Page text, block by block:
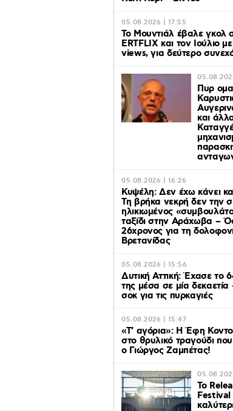
05.08.2026 | 17:55
Το Μουντιάλ έβαλε γκολ
ERTFLIX και τον Ιούλιο
views, για δεύτερο
Πυρ
και
05.08.2026 | 16:26
Κυψέλη: Δεν έχω κάνει
Τη βρήκα νεκρή δεν την
ηλικιωμένος
ταξίδι στην Αράχωβα –
26χρονος για τη
Βρετανίδας
05.08.2026 | 15:56
Δυτική Αττική: Έχασε το
της μέσα σε μία δεκαετία
σοκ για τις πυρκαγιές
05.08.2026 | 15:47
«Τ’ αγόρια»: Η Έφη
στο θρυλικό τραγούδι
ο Γιώργος Ζαμπέτας!
Το
Festival